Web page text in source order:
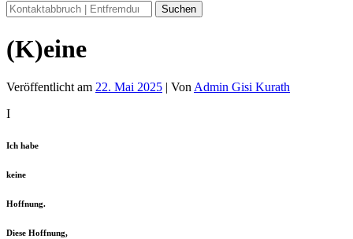
(K)eine
Veröffentlicht am 22. Mai 2025 | Von Admin Gisi Kurath
I
Ich habe
keine
Hoffnung.
Diese Hoffnung,